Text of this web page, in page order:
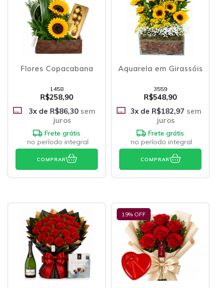
Flores Copacabana
1458
R$258,90
3x de R$86,30 sem
juros
Frete grátis
no período integral
COMPRAR
Aquarela em Girassóis
3559
R$548,90
3x de R$182,97 sem
juros
Frete grátis
no período integral
COMPRAR
19% OFF